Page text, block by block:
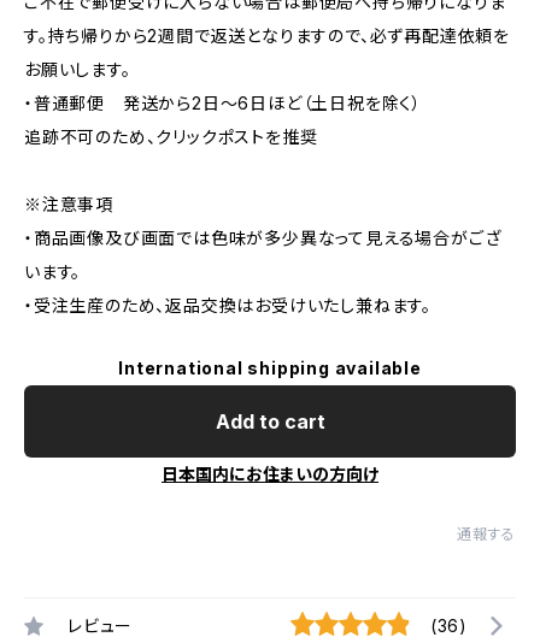
す。持ち帰りから2週間で返送となりますので、必ず再配達依頼を
お願いします。
・普通郵便 発送から2日〜6日ほど（土日祝を除く）
追跡不可のため、クリックポストを推奨
※注意事項
・商品画像及び画面では色味が多少異なって見える場合がござ
います。
・受注生産のため、返品交換はお受けいたし兼ねます。
International shipping available
Add to cart
日本国内にお住まいの方向け
通報する
レビュー (36)